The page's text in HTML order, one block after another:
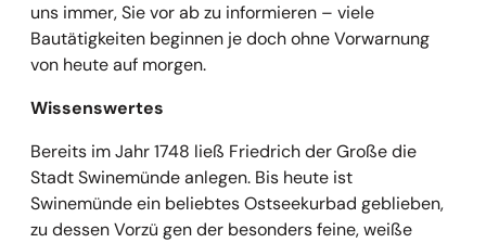
uns immer, Sie vor ab zu informieren – viele
Bautätigkeiten beginnen je doch ohne Vorwarnung
von heute auf morgen.
Wissenswertes
Bereits im Jahr 1748 ließ Friedrich der Große die
Stadt Swinemünde anlegen. Bis heute ist
Swinemünde ein beliebtes Ostseekurbad geblieben,
zu dessen Vorzü gen der besonders feine, weiße